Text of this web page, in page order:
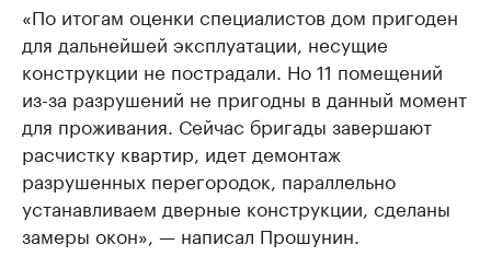
«По итогам оценки специалистов дом пригоден
для дальнейшей эксплуатации, несущие
конструкции не пострадали. Но 11 помещений
из-за разрушений не пригодны в данный момент
для проживания. Сейчас бригады завершают
расчистку квартир, идет демонтаж
разрушенных перегородок, параллельно
устанавливаем дверные конструкции, сделаны
замеры окон», — написал Прошунин.